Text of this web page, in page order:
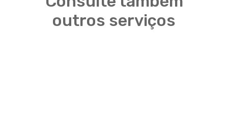
outros serviços